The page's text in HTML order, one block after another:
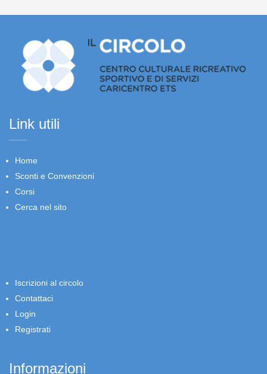
Link utili
Home
Sconti e Convenzioni
Corsi
Cerca nel sito
Iscrizioni al circolo
Contattaci
Login
Registrati
Informazioni